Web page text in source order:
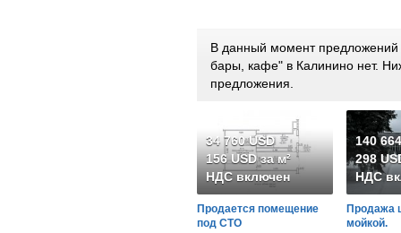
В данный момент
бары, кафе" в Калинино нет.
предложения.
34 760 USD
156 USD за м²
НДС включен
Продается помещение
под СТО
140
298
НДС
Продажа
мойкой.